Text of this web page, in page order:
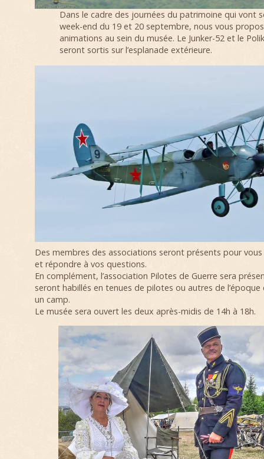
Dans le cadre des journées du patrimoine qui vont
week-end du 19 et 20 septembre, nous vous
animations au sein du musée. Le Junker-52 et le
seront sortis sur l’esplanade extérieure.
Des membres des associations seront présents pour
et répondre à vos questions.
En complément, l’association Pilotes de Guerre sera
seront habillés en tenues de pilotes ou autres de
un camp.
Le musée sera ouvert les deux après-midis de 14h à 18h.